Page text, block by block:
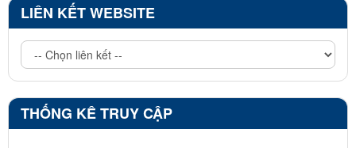
LIÊN KẾT WEBSITE
THỐNG KÊ TRUY CẬP